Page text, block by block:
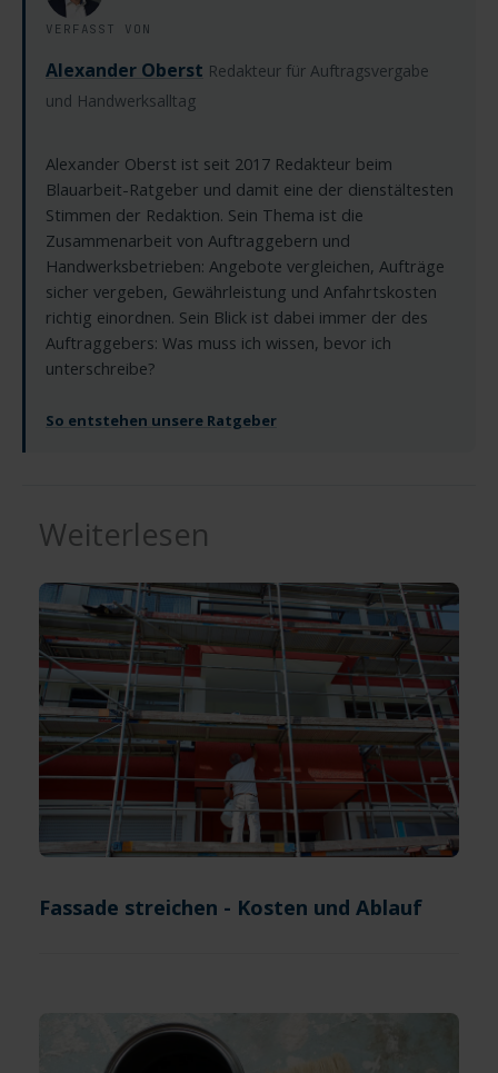
VERFASST VON
Alexander Oberst Redakteur für Auftragsvergabe
und Handwerksalltag
Alexander Oberst ist seit 2017 Redakteur beim
Blauarbeit-Ratgeber und damit eine der dienstältesten
Stimmen der Redaktion. Sein Thema ist die
Zusammenarbeit von Auftraggebern und
Handwerksbetrieben: Angebote vergleichen, Aufträge
sicher vergeben, Gewährleistung und Anfahrtskosten
richtig einordnen. Sein Blick ist dabei immer der des
Auftraggebers: Was muss ich wissen, bevor ich
unterschreibe?
So entstehen unsere Ratgeber
Weiterlesen
Fassade streichen - Kosten und Ablauf